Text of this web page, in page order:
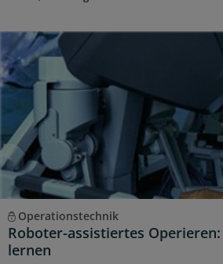
Operationstechnik
Roboter-assistiertes
lernen